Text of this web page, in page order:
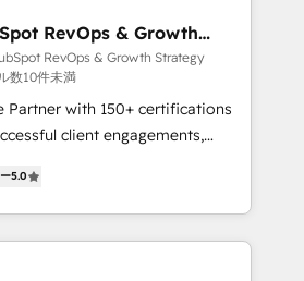
results. Our mission
unlock HubSpot’s full potential
training, unmatched
ongoing support, we equip
new systems with confidence
RevOps & Growth
RevOps & Growth Strategy
数10件未満
Partner with 150+ certifications
client engagements,
growth. From onboarding to
our in-house team
that drive long-term
5.0